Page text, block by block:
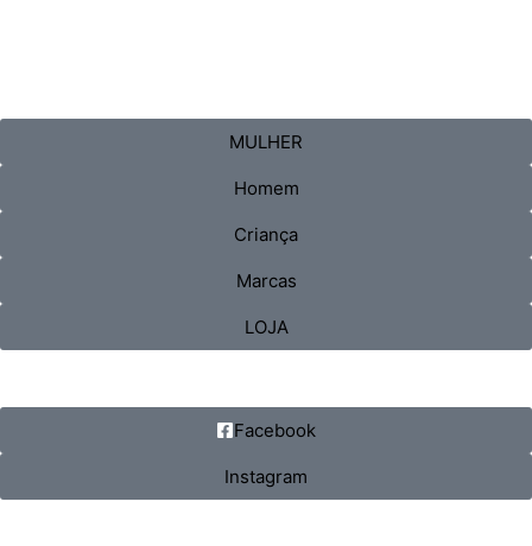
MULHER
Homem
Criança
Marcas
LOJA
Facebook
Instagram